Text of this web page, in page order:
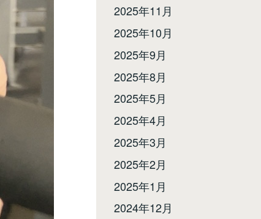
2025年11月
2025年10月
2025年9月
2025年8月
2025年5月
2025年4月
2025年3月
2025年2月
2025年1月
2024年12月